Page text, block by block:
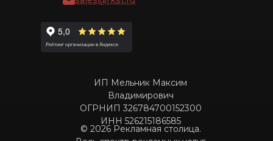
© 2026 Рекламная столица.
ИП Мельник Максим
Владимирович
ОГРНИП 326784700152300
ИНН 526215186585